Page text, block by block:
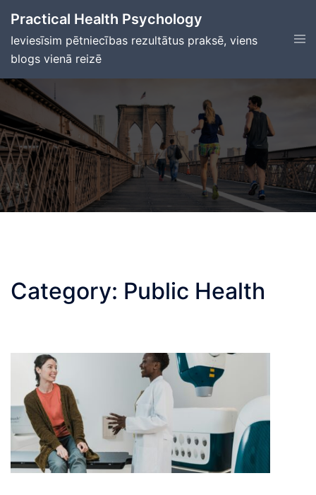
content
Practical Health Psychology
Ieviesīsim pētniecības rezultātus praksē, viens
blogs vienā reizē
Category: Public Health